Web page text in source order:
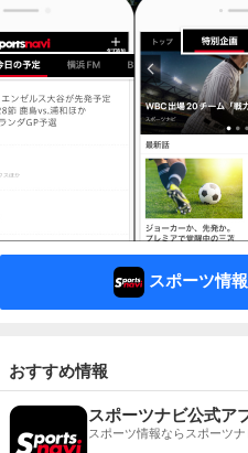
スポーツ情
おすすめ情報
スポーツナビ公式ア
スポーツ情報ならスポーツナ